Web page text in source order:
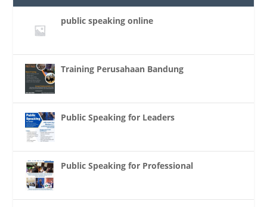
public speaking online
Training Perusahaan Bandung
Public Speaking for Leaders
Public Speaking for Professional